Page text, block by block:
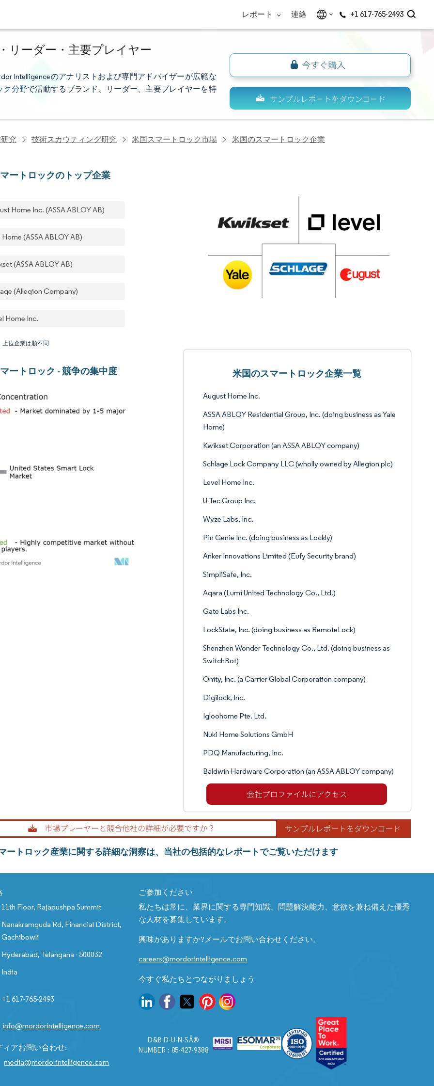
レポート 連絡 +1 617-765-2493
リーダー・主要プレイヤー
Intelligenceのアナリストおよび専門アドバイザーが広範な
ク分野で活動するブランド、リーダー、主要プレイヤーを特
究 技術スカウティング研究 米国スマートロック市場 米国のスマートロック企業
ートロックのトップ企業
Home Inc. (ASSA ABLOY AB)
Home (ASSA ABLOY AB)
(ASSA ABLOY AB)
(Allegion Company)
Home Inc.
上位企業は順不同
ートロック - 競争の集中度 米国のスマートロック企業一覧
August Home Inc.
ASSA ABLOY Residential Group, Inc. (doing business as Yale
Home)
Kwikset Corporation (an ASSA ABLOY company)
Schlage Lock Company LLC (wholly owned by Allegion plc)
Level Home Inc.
U-Tec Group Inc.
Wyze Labs, Inc.
Pin Genie Inc. (doing business as Lockly)
Anker Innovations Limited (Eufy Security brand)
SimpliSafe, Inc.
Aqara (Lumi United Technology Co., Ltd.)
Gate Labs Inc.
LockState, Inc. (doing business as RemoteLock)
Shenzhen Wonder Technology Co., Ltd. (doing business as
SwitchBot)
Onity, Inc. (a Carrier Global Corporation company)
Digilock, Inc.
Igloohome Pte. Ltd.
Nuki Home Solutions GmbH
PDQ Manufacturing, Inc.
Baldwin Hardware Corporation (an ASSA ABLOY company)
ートロック産業に関する詳細な洞察は、当社の包括的なレポートでご覧いただけます
11th Floor, Rajapushpa Summit
Nanakramguda Rd, Financial District,
Gachibowli
Hyderabad, Telangana - 500032
India
+1 617-765-2493
info@mordorintelligence.com
ィアお問い合わせ:
media@mordorintelligence.com
ご参加ください
私たちは常に、業界に関する専門知識、問題解決能力、意欲を兼ね備えた優秀
な人材を募集しています。
興味がありますか?メールでお問い合わせください。
careers@mordorintelligence.com
今すぐ私たちとつながりましょう
D&B D-U-N-SÂ®
NUMBER : 85-427-9388